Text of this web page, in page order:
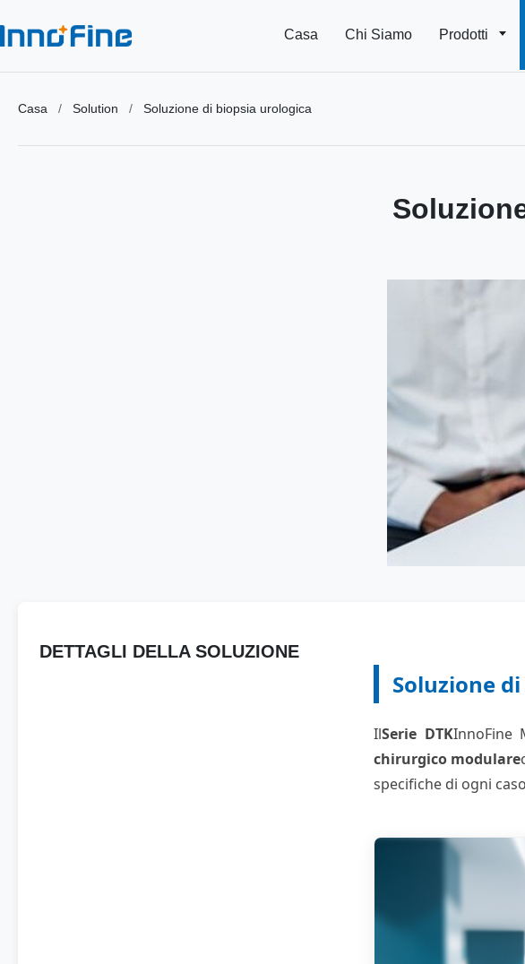
Casa Chi Siamo Prodotti
Casa / Solution / Soluzione di biopsia urologica
DETTAGLI DELLA SOLUZIONE
Soluzione
IlSerie DTKInnoFine
chirurgico modulare
specifiche di ogni